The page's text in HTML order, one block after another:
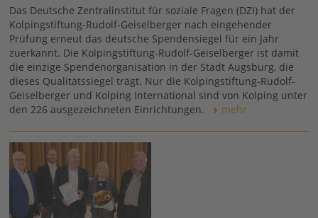
Das Deutsche Zentralinstitut für soziale Fragen (DZI) hat der
Kolpingstiftung-Rudolf-Geiselberger nach eingehender
Prüfung erneut das deutsche Spendensiegel für ein Jahr
zuerkannt. Die Kolpingstiftung-Rudolf-Geiselberger ist damit
die einzige Spendenorganisation in der Stadt Augsburg, die
dieses Qualitätssiegel trägt. Nur die Kolpingstiftung-Rudolf-
Geiselberger und Kolping International sind von Kolping unter
den 226 ausgezeichneten Einrichtungen.
mehr